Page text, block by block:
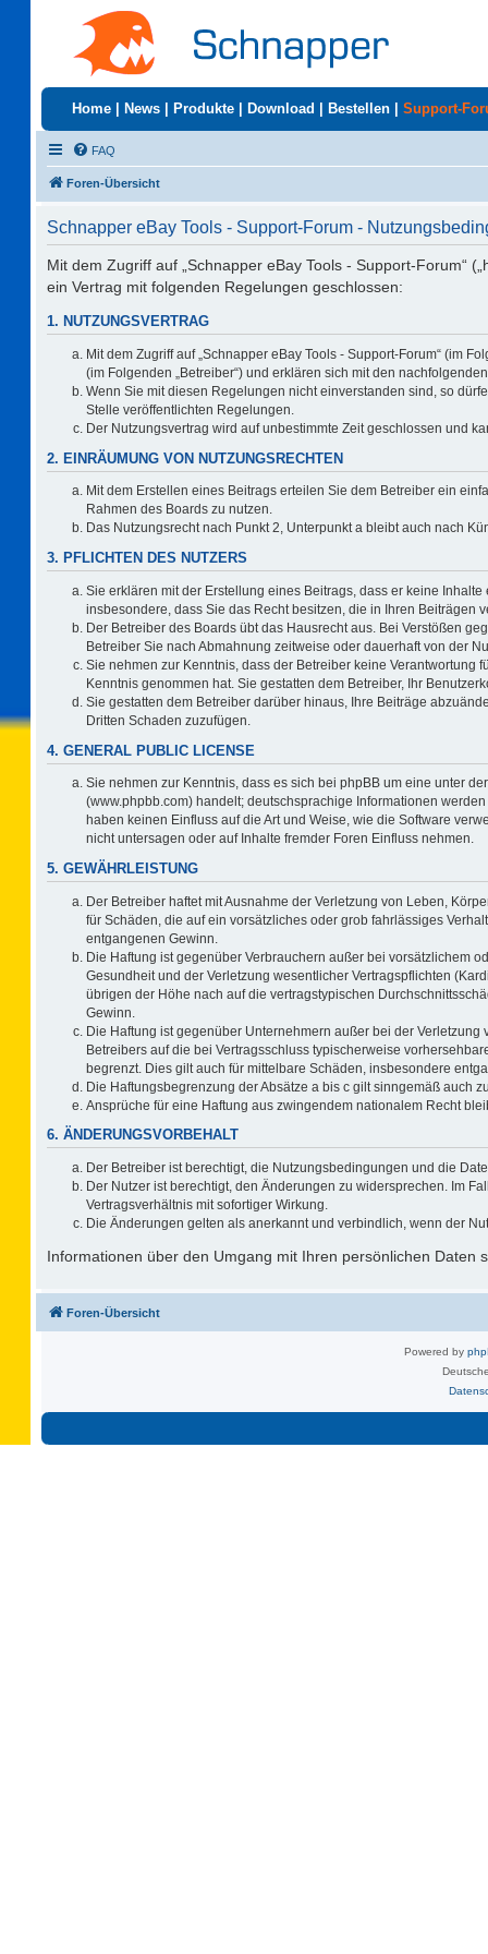
Home News Produkte Download Bestellen Support-
FAQ
Foren-Übersicht
Schnapper eBay Tools - Support-Forum -
Mit dem Zugriff auf „Schnapper eBay Tools - Support-Forum“
ein Vertrag mit folgenden Regelungen geschlossen:
1. NUTZUNGSVERTRAG
Mit dem Zugriff auf „Schnapper eBay Tools - Support-Forum“ (im
(im Folgenden „Betreiber“) und erklären sich mit den
Wenn Sie mit diesen Regelungen nicht einverstanden sind, so
Stelle veröffentlichten Regelungen.
Der Nutzungsvertrag wird auf unbestimmte Zeit geschlossen und
2. EINRÄUMUNG VON NUTZUNGSRECHTEN
Mit dem Erstellen eines Beitrags erteilen Sie dem Betreiber ein
Rahmen des Boards zu nutzen.
Das Nutzungsrecht nach Punkt 2, Unterpunkt a bleibt auch nach
3. PFLICHTEN DES NUTZERS
Sie erklären mit der Erstellung eines Beitrags, dass er keine
insbesondere, dass Sie das Recht besitzen, die in Ihren Beiträgen
Der Betreiber des Boards übt das Hausrecht aus. Bei Verstößen
Betreiber Sie nach Abmahnung zeitweise oder dauerhaft von der
Sie nehmen zur Kenntnis, dass der Betreiber keine Verantwortung
Kenntnis genommen hat. Sie gestatten dem Betreiber, Ihr
Sie gestatten dem Betreiber darüber hinaus, Ihre Beiträge
Dritten Schaden zuzufügen.
4. GENERAL PUBLIC LICENSE
Sie nehmen zur Kenntnis, dass es sich bei phpBB um eine unter der
(www.phpbb.com) handelt; deutschsprachige Informationen
haben keinen Einfluss auf die Art und Weise, wie die Software
nicht untersagen oder auf Inhalte fremder Foren Einfluss nehmen.
5. GEWÄHRLEISTUNG
Der Betreiber haftet mit Ausnahme der Verletzung von Leben,
für Schäden, die auf ein vorsätzliches oder grob fahrlässiges
entgangenen Gewinn.
Die Haftung ist gegenüber Verbrauchern außer bei vorsätzlichem
Gesundheit und der Verletzung wesentlicher Vertragspflichten
übrigen der Höhe nach auf die vertragstypischen
Gewinn.
Die Haftung ist gegenüber Unternehmern außer bei der
Betreibers auf die bei Vertragsschluss typischerweise
begrenzt. Dies gilt auch für mittelbare Schäden, insbesondere
Die Haftungsbegrenzung der Absätze a bis c gilt sinngemäß auch
Ansprüche für eine Haftung aus zwingendem nationalem Recht
6. ÄNDERUNGSVORBEHALT
Der Betreiber ist berechtigt, die Nutzungsbedingungen und die
Der Nutzer ist berechtigt, den Änderungen zu widersprechen. Im
Vertragsverhältnis mit sofortiger Wirkung.
Die Änderungen gelten als anerkannt und verbindlich, wenn der
Informationen über den Umgang mit Ihren persönlichen Daten
Foren-Übersicht
Powered by